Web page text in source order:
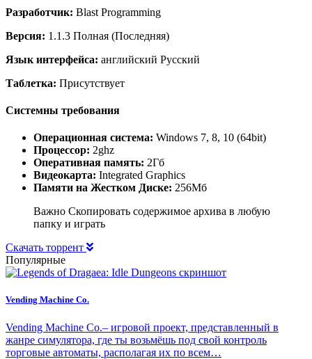
Разработчик: Blast Programming
Версия: 1.1.3 Полная (Последняя)
Язык интерфейса: английский Русский
Таблетка: Присутствует
Системны требования
Операционная система: Windows 7, 8, 10 (64bit)
Процессор: 2ghz
Оперативная память: 2Гб
Видеокарта: Integrated Graphics
Памяти на Жестком Диске: 256Мб
Важно Скопировать содержимое архива в любую
папку и играть
Скачать торрент
Популярные
Vending Machine Co.
Vending Machine Co.– игровой проект, представленный в
жанре симулятора, где ты возьмёшь под свой контроль
торговые автоматы, располагая их по всем…